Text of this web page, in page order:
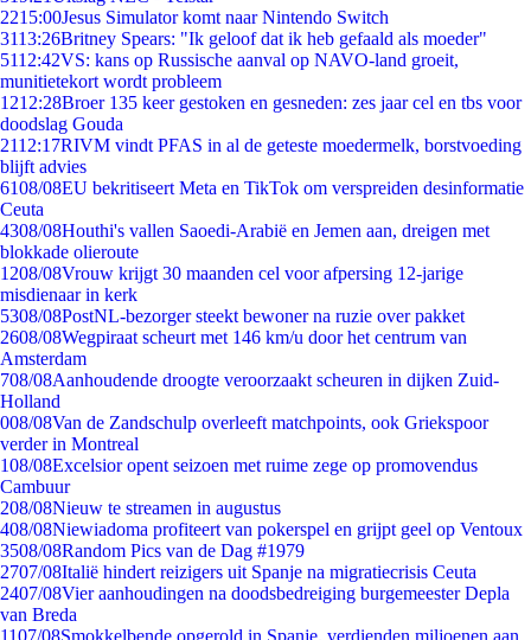
2215:00Jesus Simulator komt naar Nintendo Switch
3113:26Britney Spears: "Ik geloof dat ik heb gefaald als moeder"
5112:42VS: kans op Russische aanval op NAVO-land groeit,
munitietekort wordt probleem
1212:28Broer 135 keer gestoken en gesneden: zes jaar cel en tbs voor
doodslag Gouda
2112:17RIVM vindt PFAS in al de geteste moedermelk, borstvoeding
blijft advies
6108/08EU bekritiseert Meta en TikTok om verspreiden desinformatie
Ceuta
4308/08Houthi's vallen Saoedi-Arabië en Jemen aan, dreigen met
blokkade olieroute
1208/08Vrouw krijgt 30 maanden cel voor afpersing 12-jarige
misdienaar in kerk
5308/08PostNL-bezorger steekt bewoner na ruzie over pakket
2608/08Wegpiraat scheurt met 146 km/u door het centrum van
Amsterdam
708/08Aanhoudende droogte veroorzaakt scheuren in dijken Zuid-
Holland
008/08Van de Zandschulp overleeft matchpoints, ook Griekspoor
verder in Montreal
108/08Excelsior opent seizoen met ruime zege op promovendus
Cambuur
208/08Nieuw te streamen in augustus
408/08Niewiadoma profiteert van pokerspel en grijpt geel op Ventoux
3508/08Random Pics van de Dag #1979
2707/08Italië hindert reizigers uit Spanje na migratiecrisis Ceuta
2407/08Vier aanhoudingen na doodsbedreiging burgemeester Depla
van Breda
1107/08Smokkelbende opgerold in Spanje, verdienden miljoenen aan